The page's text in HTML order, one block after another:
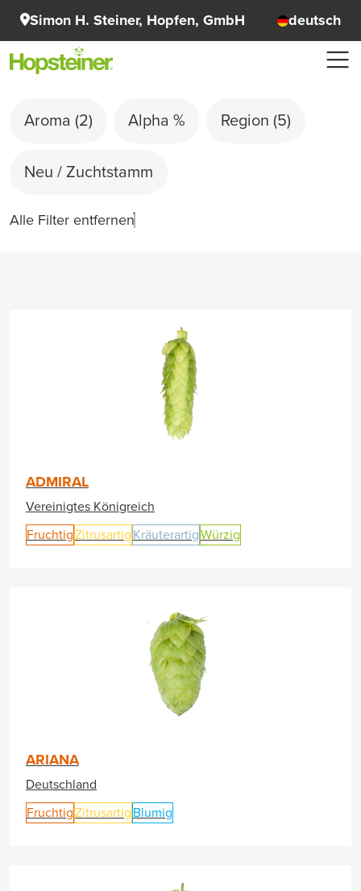
Simon H. Steiner, Hopfen, GmbH deutsch
Aroma (2) Alpha % Region (5)
Neu / Zuchtstamm
Alle Filter entfernen
ADMIRAL
Vereinigtes Königreich
FruchtigZitrusartig KräuterartigWürzig
ARIANA
Deutschland
FruchtigZitrusartig Blumig